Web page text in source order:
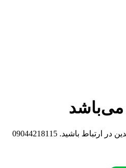
در ارتباط باشید